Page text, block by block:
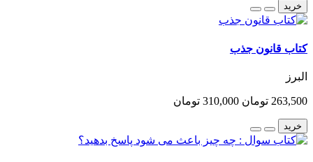
خرید
کتاب قانون جذب
البرز
263,500 تومان 310,000 تومان
خرید